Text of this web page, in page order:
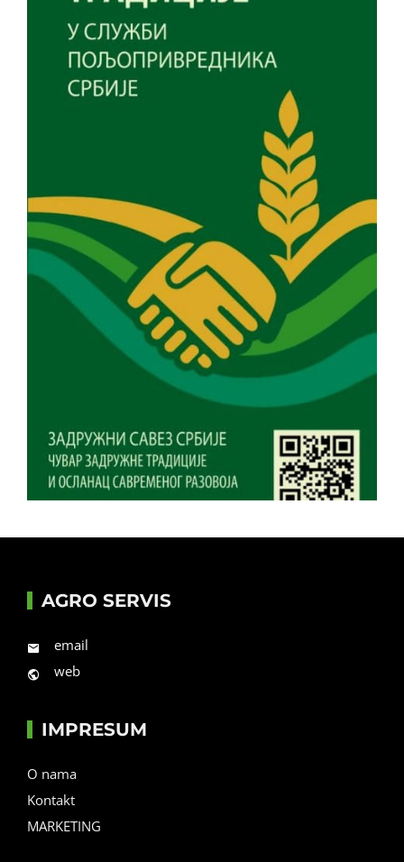
AGRO SERVIS
email
web
IMPRESUM
O nama
Kontakt
MARKETING